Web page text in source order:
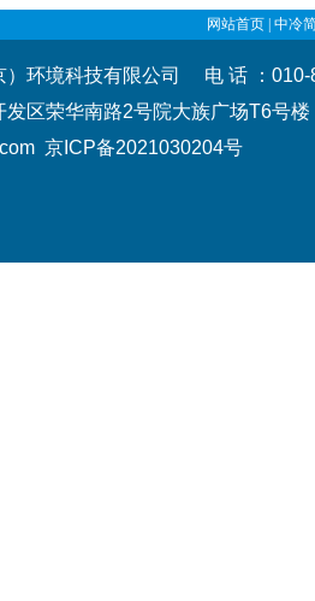
网站首页 中冷
）环境科技有限公司 电 话 ：010-
发区荣华南路2号院大族广场
京ICP备2021030204号